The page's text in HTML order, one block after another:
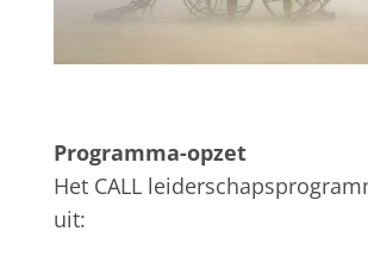
Programma-opzet
Het CALL
uit: